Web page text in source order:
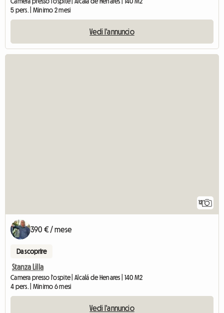
5 pers. | Minimo 2 mesi
Vedi l'annuncio
12
390 € / mese
Da scoprire
Stanza Lilla
Camera presso l'ospite | Alcalá de Henares | 140 M2
4 pers. | Minimo 6 mesi
Vedi l'annuncio